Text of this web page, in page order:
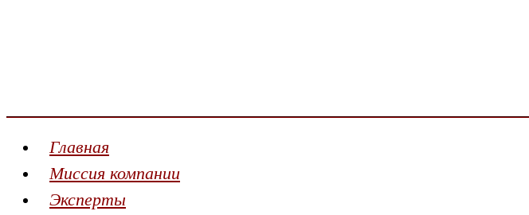
Главная
Миссия компании
Эксперты